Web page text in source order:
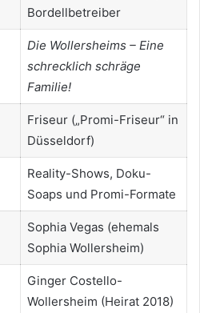
Bordellbetreiber
Die Wollersheims – Eine
schrecklich schräge
Familie!
Friseur („Promi-Friseur“ in
Düsseldorf)
Reality-Shows, Doku-
Soaps und Promi-Formate
Sophia Vegas (ehemals
Sophia Wollersheim)
Ginger Costello-
Wollersheim (Heirat 2018)